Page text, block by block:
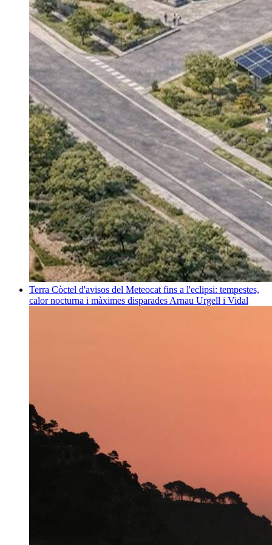
Terra Còctel d'avisos del Meteocat fins a l'eclipsi: tempestes,
calor nocturna i màximes disparades Arnau Urgell i Vidal